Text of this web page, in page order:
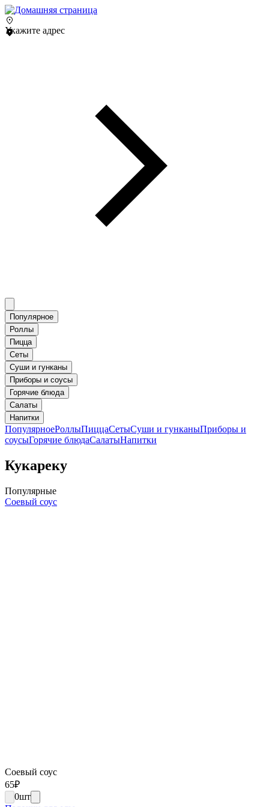
Укажите адрес
Популярное
Роллы
Пицца
Сеты
Суши и гунканы
Приборы и соусы
Горячие блюда
Салаты
Напитки
ПопулярноеРоллыПиццаСетыСуши и гунканыПриборы и
соусыГорячие блюдаСалатыНапитки
Кукареку
Популярные
Соевый соус
Соевый соус
65₽
0шт